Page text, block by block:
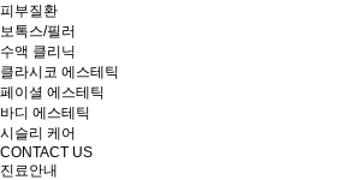
피부질환
보톡스/필러
수액 클리닉
클라시코 에스테틱
페이셜 에스테틱
바디 에스테틱
시슬리 케어
CONTACT US
진료안내